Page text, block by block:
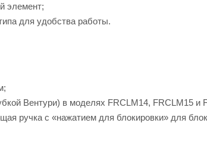
элемент;
для удобства работы.
Вентури) в моделях FRCLM14, FRCLM15 и
ручка с «нажатием для блокировки» для